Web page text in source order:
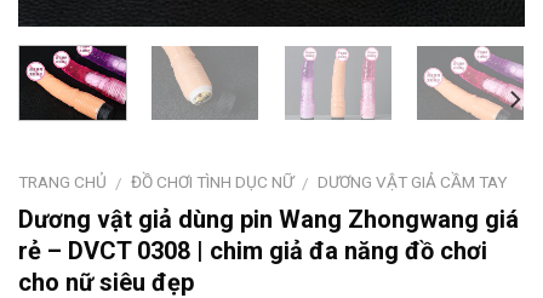
TRANG CHỦ / ĐỒ CHƠI TÌNH DỤC NỮ / DƯƠNG VẬT GIẢ CẦM TAY
Dương vật giả dùng pin Wang Zhongwang giá
rẻ – DVCT 0308 | chim giả đa năng đồ chơi
cho nữ siêu đẹp